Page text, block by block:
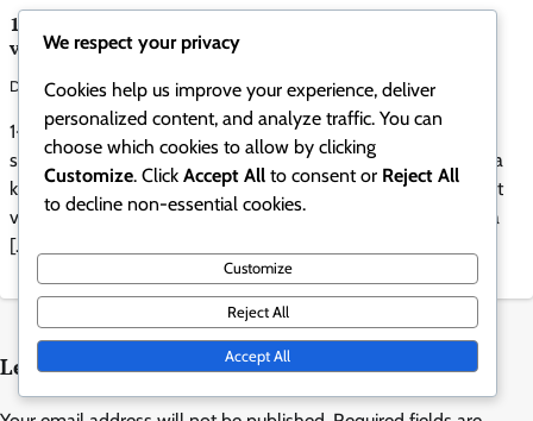
1-3-1 Aluepuolustus: Perusteiden opettaminen,
viestintäharjoitukset, pelaajien sitouttamistekniikat
Derek Ashford 02/02/2026 0
1-3-1-aluepuolustus on strateginen koripallomuoto, joka on
suunniteltu kohdistamaan painetta pallonkäsittelijään samalla
kun varmistetaan kattava peitto kentällä. Koripallovalmentajat
voivat korostaa tiimityötä, viestintää ja tilannetajua, ja opettaa
[…]
Leave a Reply
We respect your privacy
Cookies help us improve your experience, deliver
personalized content, and analyze traffic. You can
choose which cookies to allow by clicking
Customize. Click Accept All to consent or Reject All
to decline non-essential cookies.
Customize
Reject All
Accept All